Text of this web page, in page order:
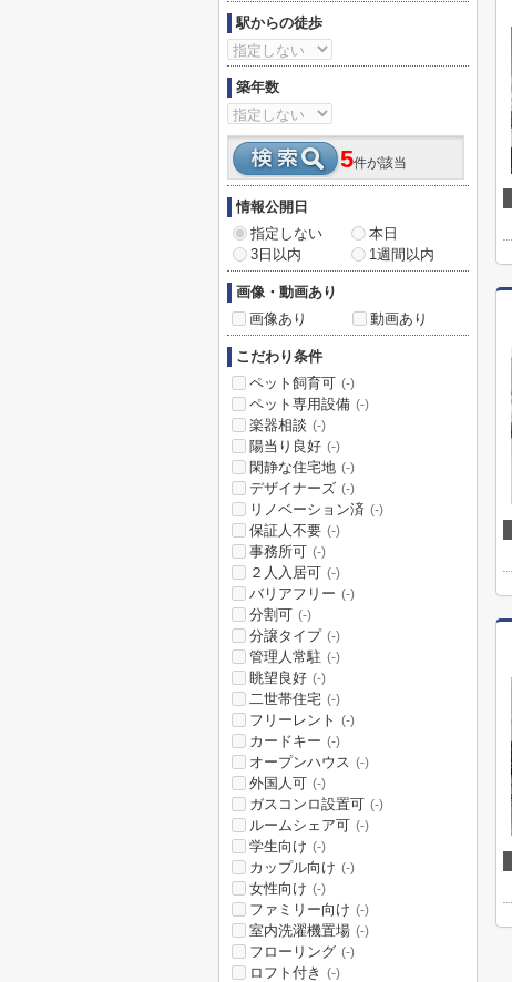
駅からの徒歩
築年数
5件が該当
情報公開日
指定しない
本日
3日以内
1週間以内
画像・動画あり
画像あり
動画あり
こだわり条件
ペット飼育可 (-)
ペット専用設備 (-)
楽器相談 (-)
陽当り良好 (-)
閑静な住宅地 (-)
デザイナーズ (-)
リノベーション済 (-)
保証人不要 (-)
事務所可 (-)
２人入居可 (-)
バリアフリー (-)
分割可 (-)
分譲タイプ (-)
管理人常駐 (-)
眺望良好 (-)
二世帯住宅 (-)
フリーレント (-)
カードキー (-)
オープンハウス (-)
外国人可 (-)
ガスコンロ設置可 (-)
ルームシェア可 (-)
学生向け (-)
カップル向け (-)
女性向け (-)
ファミリー向け (-)
室内洗濯機置場 (-)
フローリング (-)
ロフト付き (-)